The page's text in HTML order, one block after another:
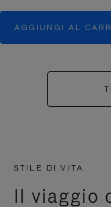
AGGIUNGI AL
STILE DI VITA
Il viaggio